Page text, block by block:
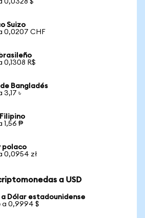
0,0328 $
Suizo
0,0207 CHF
0,1308 R$
Bangladés
3,17 ৳
1,56 ₱
polaco
0,0954 zł
a USD
a Dólar estadounidense
a 0,9994 $